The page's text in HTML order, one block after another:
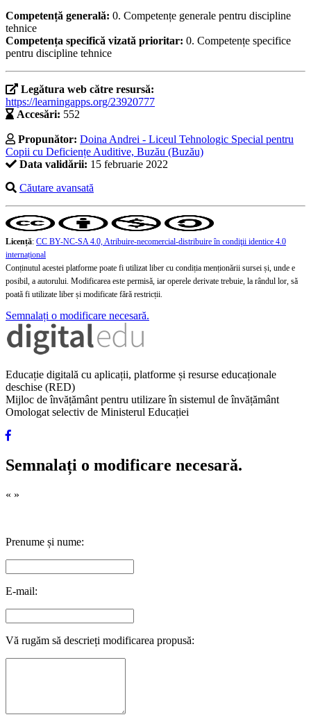
Competență generală: 0. Competențe generale pentru discipline
tehnice
Competența specifică vizată prioritar: 0. Competențe specifice
pentru discipline tehnice
Legătura web către resursă:
https://learningapps.org/23920777
Accesări: 552
Propunător: Doina Andrei - Liceul Tehnologic Special pentru
Copii cu Deficiențe Auditive, Buzău (Buzău)
Data validării: 15 februarie 2022
Căutare avansată
Licență: CC BY-NC-SA 4.0, Atribuire-necomercial-distribuire în condiţii identice 4.0
internațional
Conținutul acestei platforme poate fi utilizat liber cu condiția menționării sursei și, unde e
posibil, a autorului. Modificarea este permisă, iar operele derivate trebuie, la rândul lor, să
poată fi utilizate liber și modificate fără restricții.
Semnalați o modificare necesară.
Educație digitală cu aplicații, platforme și resurse educaționale
deschise (RED)
Mijloc de învățământ pentru utilizare în sistemul de învățământ
Omologat selectiv de Ministerul Educației
Semnalați o modificare necesară.
« »
Prenume și nume:
E-mail:
Vă rugăm să descrieți modificarea propusă: